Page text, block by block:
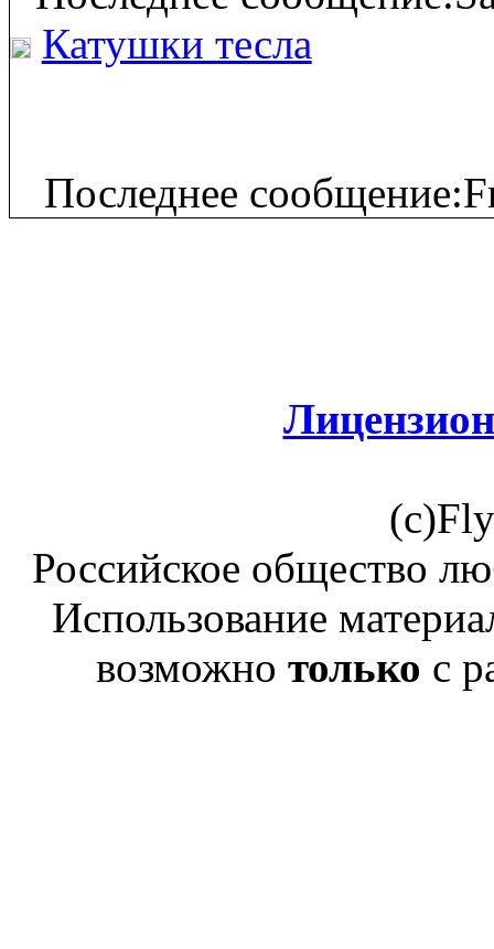
Катушки тесла
Последнее
Российское общество
Использование
возможно только с